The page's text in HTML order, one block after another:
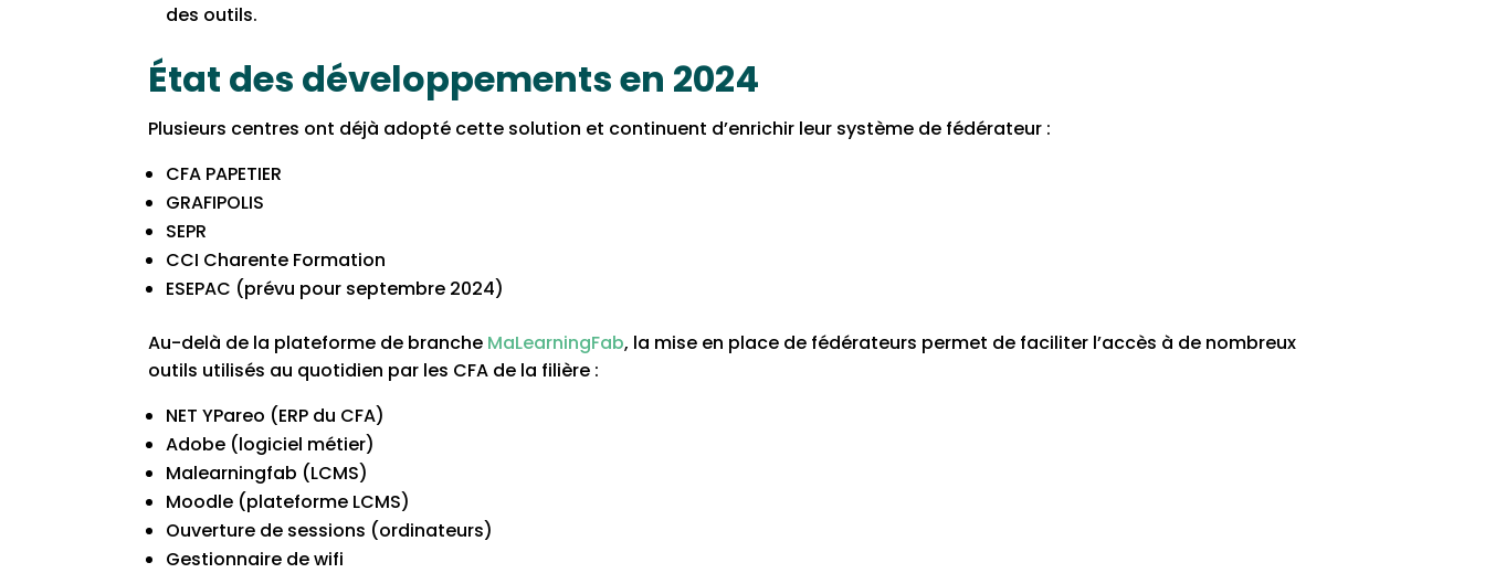
des outils.
État des développements en 2024
Plusieurs centres ont déjà adopté cette solution et continuent d’enrichir leur système de fédérateur :
CFA PAPETIER
GRAFIPOLIS
SEPR
CCI Charente Formation
ESEPAC (prévu pour septembre 2024)
Au-delà de la plateforme de branche MaLearningFab, la mise en place de fédérateurs permet de faciliter l’accès à de nombreux
outils utilisés au quotidien par les CFA de la filière :
NET YPareo (ERP du CFA)
Adobe (logiciel métier)
Malearningfab (LCMS)
Moodle (plateforme LCMS)
Ouverture de sessions (ordinateurs)
Gestionnaire de wifi